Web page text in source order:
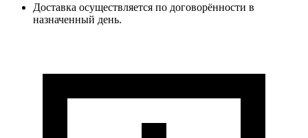
Доставка осуществляется по договорённости в
назначенный день.